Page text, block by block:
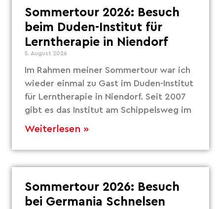
Sommertour 2026: Besuch
beim Duden-Institut für
Lerntherapie in Niendorf
5. August 2026
Im Rahmen meiner Sommertour war ich
wieder einmal zu Gast im Duden-Institut
für Lerntherapie in Niendorf. Seit 2007
gibt es das Institut am Schippelsweg im
Weiterlesen »
Sommertour 2026: Besuch
bei Germania Schnelsen